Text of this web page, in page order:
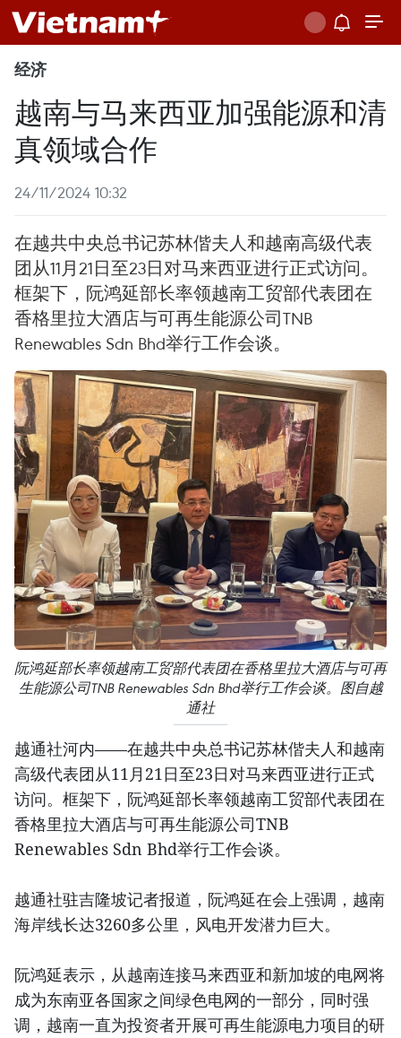
经济
越南与马来西亚加强能源和清
真领域合作
24/11/2024 10:32
在越共中央总书记苏林偕夫人和越南高级代表
团从11月21日至23日对马来西亚进行正式访问。
框架下，阮鸿延部长率领越南工贸部代表团在
香格里拉大酒店与可再生能源公司TNB
Renewables Sdn Bhd举行工作会谈。
阮鸿延部长率领越南工贸部代表团在香格里拉大酒店与可再
生能源公司TNB Renewables Sdn Bhd举行工作会谈。图自越
通社
越通社河内——在越共中央总书记苏林偕夫人和越南
高级代表团从11月21日至23日对马来西亚进行正式
访问。框架下，阮鸿延部长率领越南工贸部代表团在
香格里拉大酒店与可再生能源公司TNB
Renewables Sdn Bhd举行工作会谈。
越通社驻吉隆坡记者报道，阮鸿延在会上强调，越南
海岸线长达3260多公里，风电开发潜力巨大。
阮鸿延表示，从越南连接马来西亚和新加坡的电网将
成为东南亚各国家之间绿色电网的一部分，同时强
调，越南一直为投资者开展可再生能源电力项目的研